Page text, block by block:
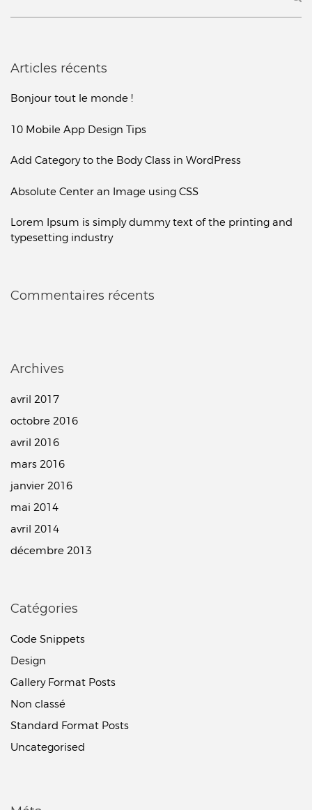
Articles récents
Bonjour tout le monde !
10 Mobile App Design Tips
Add Category to the Body Class in WordPress
Absolute Center an Image using CSS
Lorem Ipsum is simply dummy text of the printing and
typesetting industry
Commentaires récents
Archives
avril 2017
octobre 2016
avril 2016
mars 2016
janvier 2016
mai 2014
avril 2014
décembre 2013
Catégories
Code Snippets
Design
Gallery Format Posts
Non classé
Standard Format Posts
Uncategorised